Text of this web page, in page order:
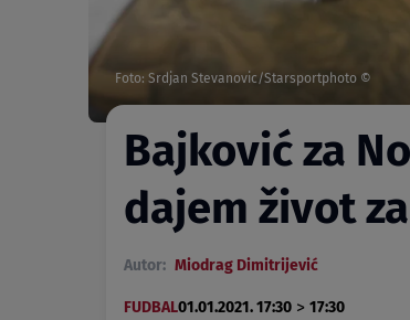
Foto: Srdjan Stevanovic/Starsportphoto ©
Bajković za
dajem život
Autor: Miodrag Dimitrijević
FUDBAL01.01.2021. 17:30 > 17:30